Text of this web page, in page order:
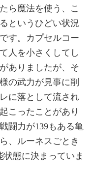
ら魔法を使う、こ
というひどい状況
す。カプセルコー
人を小さくしてし
ありましたが、そ
の武力が見事に削
に落として流され
こったことがあり
闘力が139もある亀
、ルーネスごとき
態に決まっていま